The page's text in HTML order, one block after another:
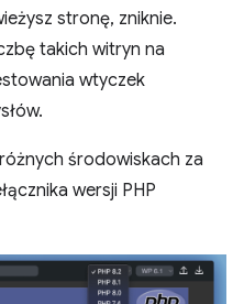
stronę, zniknie.
takich witryn na
wtyczek
środowiskach za
wersji PHP